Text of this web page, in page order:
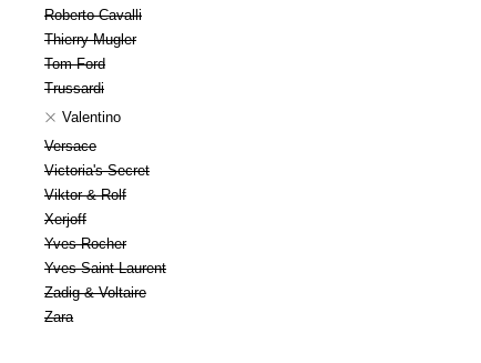
Roberto Cavalli
Thierry Mugler
Tom Ford
Trussardi
Valentino
Versace
Victoria's Secret
Viktor & Rolf
Xerjoff
Yves Rocher
Yves Saint Laurent
Zadig & Voltaire
Zara